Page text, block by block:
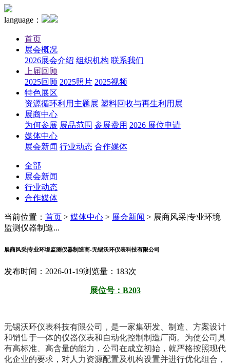
language：
首页
展会概况
2026展会介绍 组织机构 联系我们
上届回顾
2025回顾 2025照片 2025视频
特色展区
资源循环利用主题展 塑料回收与再生利用展
展商中心
为何参展 展品范围 参展费用 2026 展位申请
媒体中心
展会新闻 行业动态 合作媒体
全部
展会新闻
行业动态
合作媒体
当前位置： 首页 > 媒体中心 > 展会新闻 > 展商风采|专业环境
监测仪器制造...
展商风采|专业环境监测仪器制造商-无锡沃环仪表科技有限公司
发布时间：2026-01-19浏览量：183次
展位号：B203
无锡沃环仪表科技有限公司，是一家集研发、制造、方案设计
和销售于一体的仪器仪表和自动化控制制造厂商。为使公司具
有高标准、高含量的能力，公司在成立初始，就严格按照现代
化企业的要求，对 人力资源配置及机构设置并进行优化组合，